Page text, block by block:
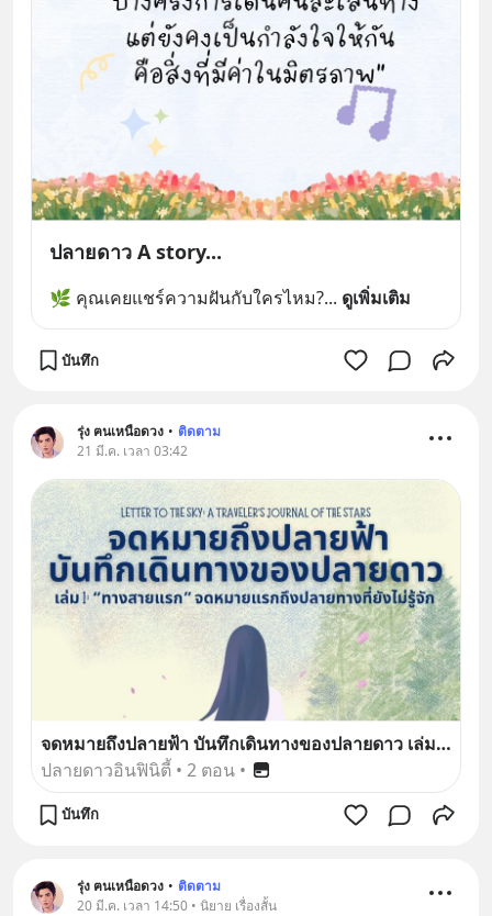
ปลายดาว A story...
🌿 คุณเคยแชร์ความฝันกับใครไหม?... ดูเพิ่มเติม
บันทึก
รุ่ง ฅนเหนือดวง • ติดตาม
21 มี.ค. เวลา 03:42
จดหมายถึงปลายฟ้า บันทึกเดินทางของปลายดาว เล่ม 1: “ทางสายแรก” จดหมายแรกถึงปลายทางที่ยังไม่รู้จัก
ปลายดาวอินฟินิตี้ • 2 ตอน •
บันทึก
รุ่ง ฅนเหนือดวง • ติดตาม
20 มี.ค. เวลา 14:50 • นิยาย เรื่องสั้น